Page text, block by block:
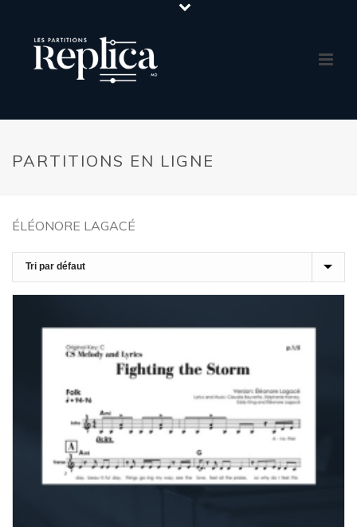
PARTITIONS EN LIGNE
ÉLÉONORE LAGACÉ